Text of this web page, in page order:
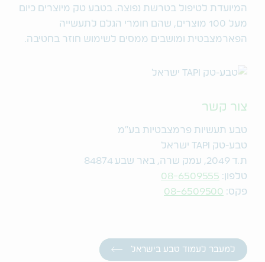
המיועדת לטיפול בטרשת נפוצה. בטבע טק מיוצרים כיום
מעל 100 מוצרים, שהם חומרי הגלם לתעשייה
הפארמצבטית ומושבים ממסים לשימוש חוזר בחטיבה.
צור קשר
טבע תעשיות פרמצבטיות בע"מ
טבע-טק TAPI ישראל
ת.ד 2049, עמק שרה, באר שבע 84874
טלפון: 08-6509555
פקס: 08-6509500
למעבר לעמוד טבע בישראל